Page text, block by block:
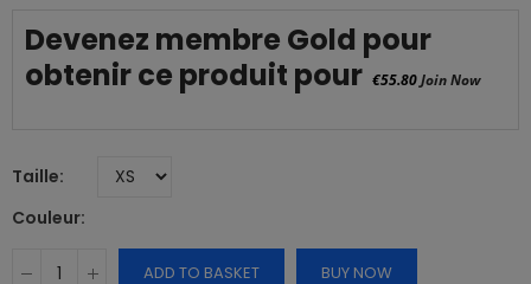
Devenez membre Gold pour
obtenir ce produit pour €55.80Join Now
Taille
Couleur
ADD TO BASKET BUY NOW